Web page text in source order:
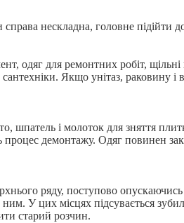
справа нескладна, головне
одяг для ремонтних робіт,
сантехніки. Якщо унітаз,
шпатель і молоток для зняття
демонтажу. Одяг повинен
ряду, поступово
У цих місцях підсувається
старий розчин.